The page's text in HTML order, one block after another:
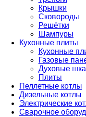
Крышки
Сковороды
Решётки
Шампуры
Кухонные плиты
Кухонные
Газовые
Духовые
Плиты
Пеллетные котлы
Дизельные котлы
Электрические
Сварочное